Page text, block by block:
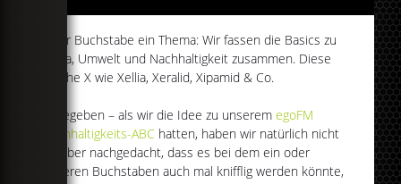
Jeder Buchstabe ein Thema: Wir fassen die Basics zu
Klima, Umwelt und Nachhaltigkeit zusammen. Diese
Woche X wie Xellia, Xeralid, Xipamid & Co.
Zugegeben – als wir die Idee zu unseremegoFM
Nachhaltigkeits-ABC hatten, haben wir natürlich nicht
darüber nachgedacht, dass es bei dem ein oder
anderen Buchstaben auch mal knifflig werden könnte,